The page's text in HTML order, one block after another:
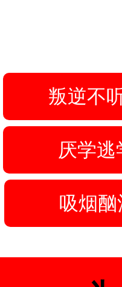
叛逆不
厌学逃
吸烟酗